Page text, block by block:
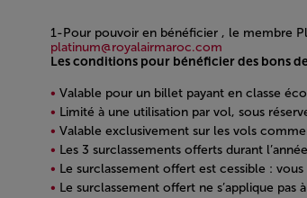
1-Pour pouvoir en bénéficier , le membre
platinum@royalairmaroc.com
Les conditions pour bénéficier des bons
Valable pour un billet payant en classe
Limité à une utilisation par vol, sous
Valable exclusivement sur les vols
Les 3 surclassements offerts durant
Le surclassement offert est cessible :
Le surclassement offert ne s’applique pas